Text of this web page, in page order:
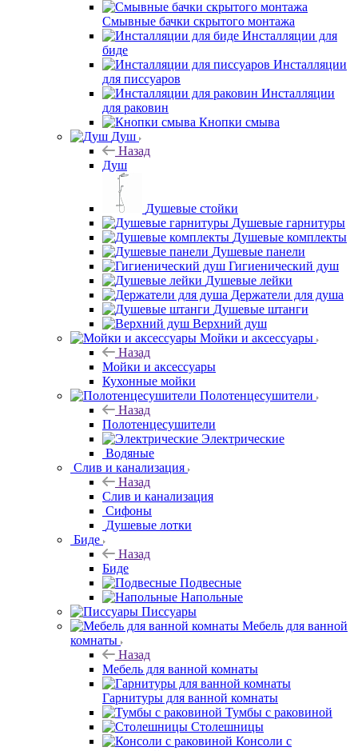
Смывные бачки скрытого монтажа
Инсталляции для
биде
Инсталляции
для писсуаров
Инсталляции
для раковин
Кнопки смыва
Душ
Назад
Душ
Душевые стойки
Душевые гарнитуры
Душевые комплекты
Душевые панели
Гигиенический душ
Душевые лейки
Держатели для душа
Душевые штанги
Верхний душ
Мойки и аксессуары
Назад
Мойки и аксессуары
Кухонные мойки
Полотенцесушители
Назад
Полотенцесушители
Электрические
Назад
Слив и канализация
Назад
Биде
Подвесные
Напольные
Писсуары
Мебель для ванной комнаты
Назад
Мебель для ванной комнаты
Гарнитуры для ванной комнаты
Тумбы с раковиной
Столешницы
Консоли с раковиной
Зеркала
Зеркала-шкафы